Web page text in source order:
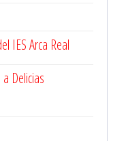
IES Arca Real
Delicias